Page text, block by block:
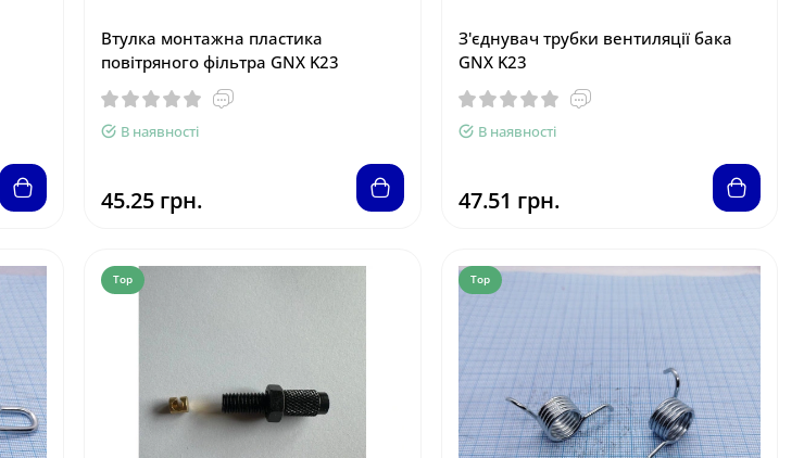
Втулка монтажна пластика
повітряного фільтра GNX K23
В наявності
45.25 грн.
З'єднувач трубки вентиляції бака
GNX K23
В наявності
47.51 грн.
Top Top